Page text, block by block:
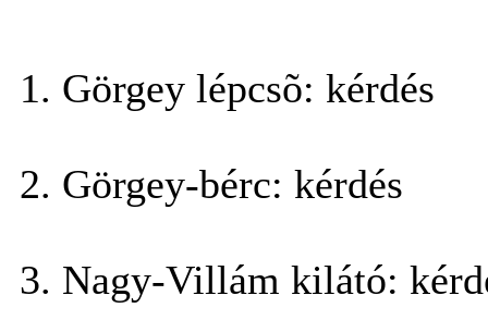
Görgey lépcsõ: kérdés
Görgey-bérc: kérdés
Nagy-Villám kilátó: